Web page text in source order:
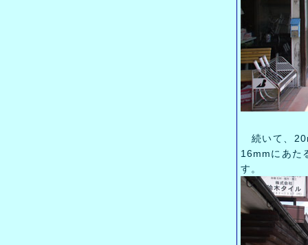
続いて、
16mmにあた
す。